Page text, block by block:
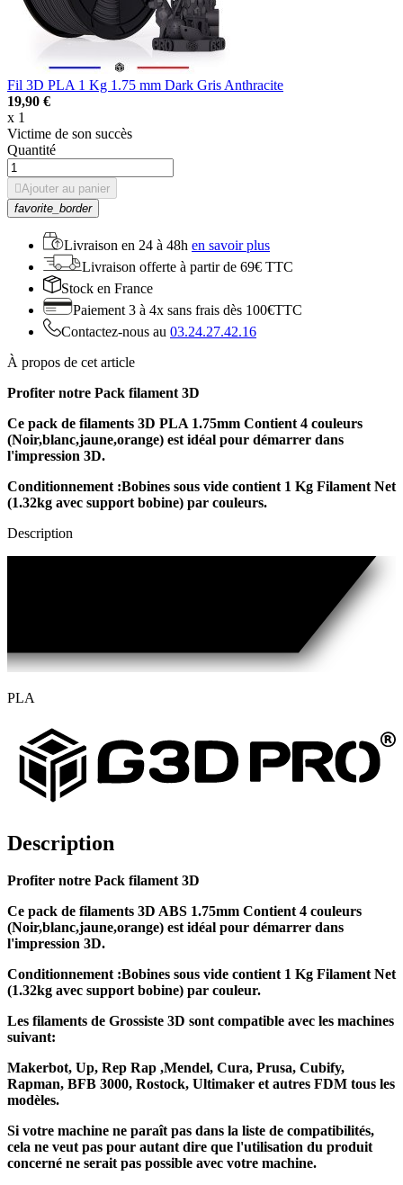
Fil 3D PLA 1 Kg 1.75 mm Dark Gris Anthracite
19,90 €
x 1
Victime de son succès
Quantité
Ajouter au panier
favorite_border
Livraison en 24 à 48h en savoir plus
Livraison offerte à partir de 69€ TTC
Stock en France
Paiement 3 à 4x sans frais dès 100€TTC
Contactez-nous au 03.24.27.42.16
À propos de cet article
Profiter notre Pack filament 3D
Ce pack de filaments 3D PLA 1.75mm Contient 4 couleurs
(Noir,blanc,jaune,orange) est idéal pour démarrer dans
l'impression 3D.
Conditionnement :Bobines sous vide contient 1 Kg Filament Net
(1.32kg avec support bobine) par couleurs.
Description
PLA
Description
Profiter notre Pack filament 3D
Ce pack de filaments 3D ABS 1.75mm Contient 4 couleurs
(Noir,blanc,jaune,orange) est idéal pour démarrer dans
l'impression 3D.
Conditionnement :Bobines sous vide contient 1 Kg Filament Net
(1.32kg avec support bobine) par couleur.
Les filaments de Grossiste 3D sontcompatible avec les machines
suivant:
Makerbot, Up, Rep Rap ,Mendel, Cura, Prusa, Cubify,
Rapman, BFB 3000, Rostock, Ultimaker et autres FDM tous les
modèles.
Si votre machine ne paraît pas dans la liste de compatibilités,
cela ne veut pas pour autant dire que l'utilisation du produit
concerné ne seraitpas possible avec votre machine.